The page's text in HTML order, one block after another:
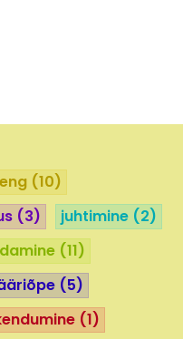
(10)
(3) juhtimine (2)
(11)
(5)
(1)